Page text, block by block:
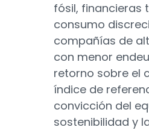
fósil, financieras
consumo
compañías de
con menor
retorno sobre el
índice de
convicción del
sostenibilidad y